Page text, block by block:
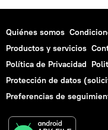
Quiénes somos
Productos y servicios
Política de Privacidad
Protección de datos
Preferencias de